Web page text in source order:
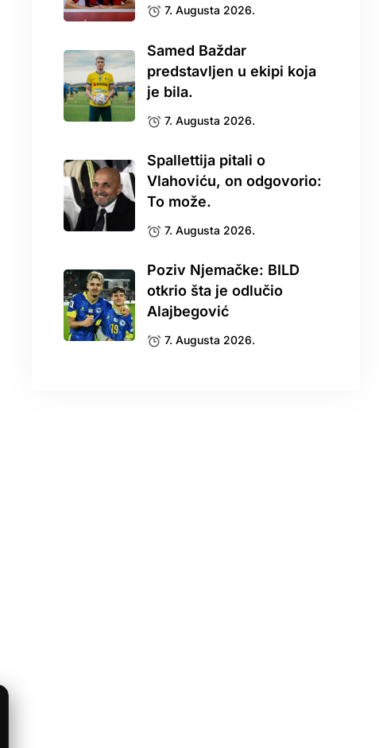
7. Augusta 2026.
Samed Baždar
predstavljen u ekipi koja
je bila.
7. Augusta 2026.
Spallettija pitali o
Vlahoviću, on odgovorio:
To može.
7. Augusta 2026.
Poziv Njemačke: BILD
otkrio šta je odlučio
Alajbegović
7. Augusta 2026.